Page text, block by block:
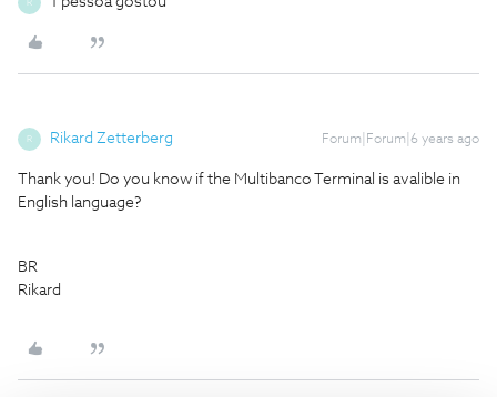
R
R Rikard Zetterberg Forum|Forum|6 years ago
Thank you! Do you know if the Multibanco Terminal is avalible in
English language?
BR
Rikard